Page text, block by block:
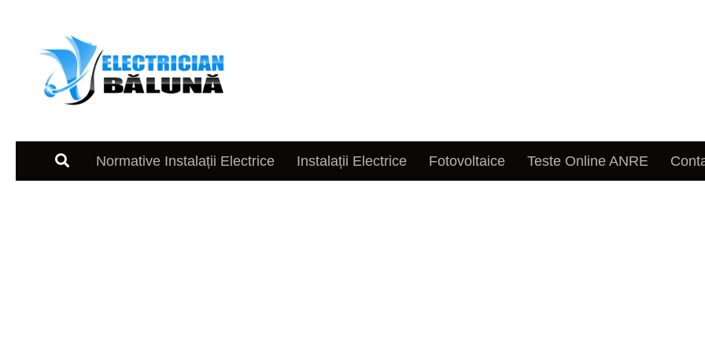
Normative Instalații Electrice Instalații Electrice Fotovoltaice Teste Online ANRE